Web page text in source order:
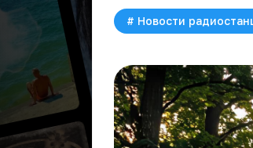
# Новости